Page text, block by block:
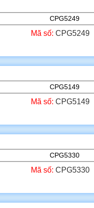
Mã số:CPG5249
Mã số:CPG5149
Mã số:CPG5330